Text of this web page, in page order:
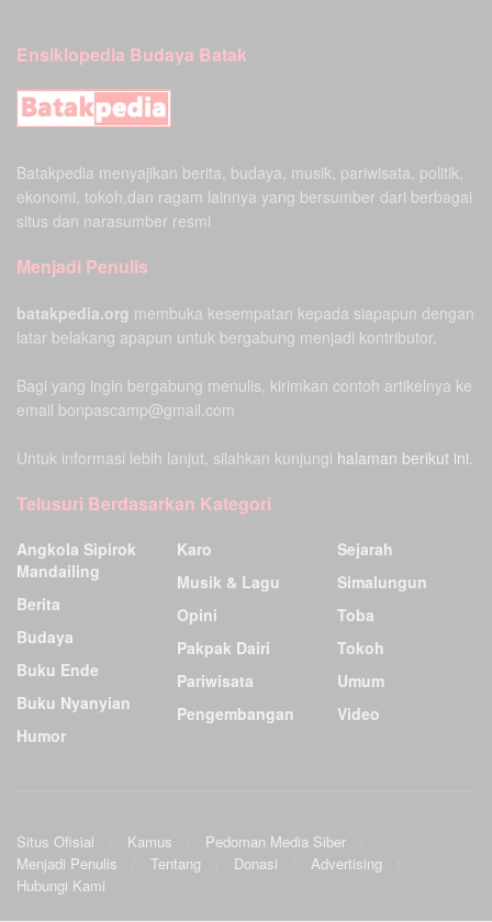
Ensiklopedia Budaya Batak
Batakpedia menyajikan berita, budaya, musik, pariwisata, politik,
ekonomi, tokoh,dan ragam lainnya yang bersumber dari berbagai
situs dan narasumber resmi
Menjadi Penulis
batakpedia.org membuka kesempatan kepada siapapun dengan
latar belakang apapun untuk bergabung menjadi kontributor.
Bagi yang ingin bergabung menulis, kirimkan contoh artikelnya ke
email bonpascamp@gmail.com
Untuk informasi lebih lanjut, silahkan kunjungi halaman berikut ini.
Telusuri Berdasarkan Kategori
Angkola Sipirok
Mandailing
Berita
Budaya
Buku Ende
Buku Nyanyian
Humor
Karo
Musik & Lagu
Opini
Pakpak Dairi
Pariwisata
Pengembangan
Sejarah
Simalungun
Toba
Tokoh
Umum
Video
Situs Ofisial Kamus
Pedoman Media Siber
Menjadi Penulis
Tentang Donasi
Advertising
Hubungi Kami